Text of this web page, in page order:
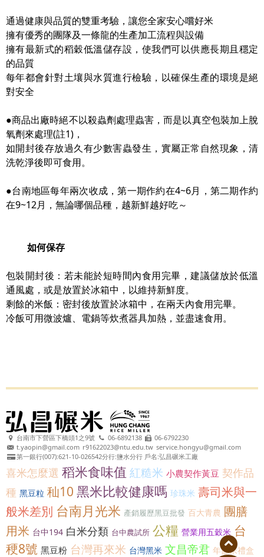
通過健康與品質的雙重考驗，讓您全家安心嚐好米
擁有優秀的團隊及一條龍的生產加工流程與設備
擁有最新式的稻穀低溫儲存設，使我們可以供應長期且穩定
的品質
每年都會針對土壤與水質進行檢驗，以確保生產的環境是絕
對安全
●商品出廠時絕不以殺蟲劑處理蟲害，而是以真空包裝加上脫
氧劑來處理(註1)，
如開封後存放過久有少數害蟲發生，實屬正常自然現象，清
洗乾淨後即可食用。
●台南地區每年兩次收成，第一期作約在4~6月，第二期作約
在9~12月，無論哪個品種，越新鮮越好吃～
如何保存
包裝開封後：若未能於短時間內食用完畢，建議儲放於低溫
通風處，或是放置於冰箱中，以維持新鮮度。
剩餘的米飯：密封後放置於冰箱中，在兩天內食用完畢。
冷飯可用微波爐、電鍋等炊煮器具加熱，並盡速食用。
台南市下營區下橋頭1之9號 06-6892138
06-6792230
t.yaopin@gmail.com r91622023@ntu.edu.tw service.hongyu@gmail.com
第一銀行(007):621-10-026542分行:鹽水分行 戶名:弘昌碾米工廠
喜米怎麼選 稻米食味值 紅糙米 小農契作黃豆 契作品
種 黑豆粒 秈10 黑米比較健康嗎 珍珠米 壽司米與一
般米差別 台南月光米 產銷履歷黑豆批發 百大青農 團膳
用米 台中194 白米分類 台中農試所 公糧 營業用五穀米 台
稉8號 黑豆粉 台灣再來米 台灣黑米 文昌帝君 年節米禮盒